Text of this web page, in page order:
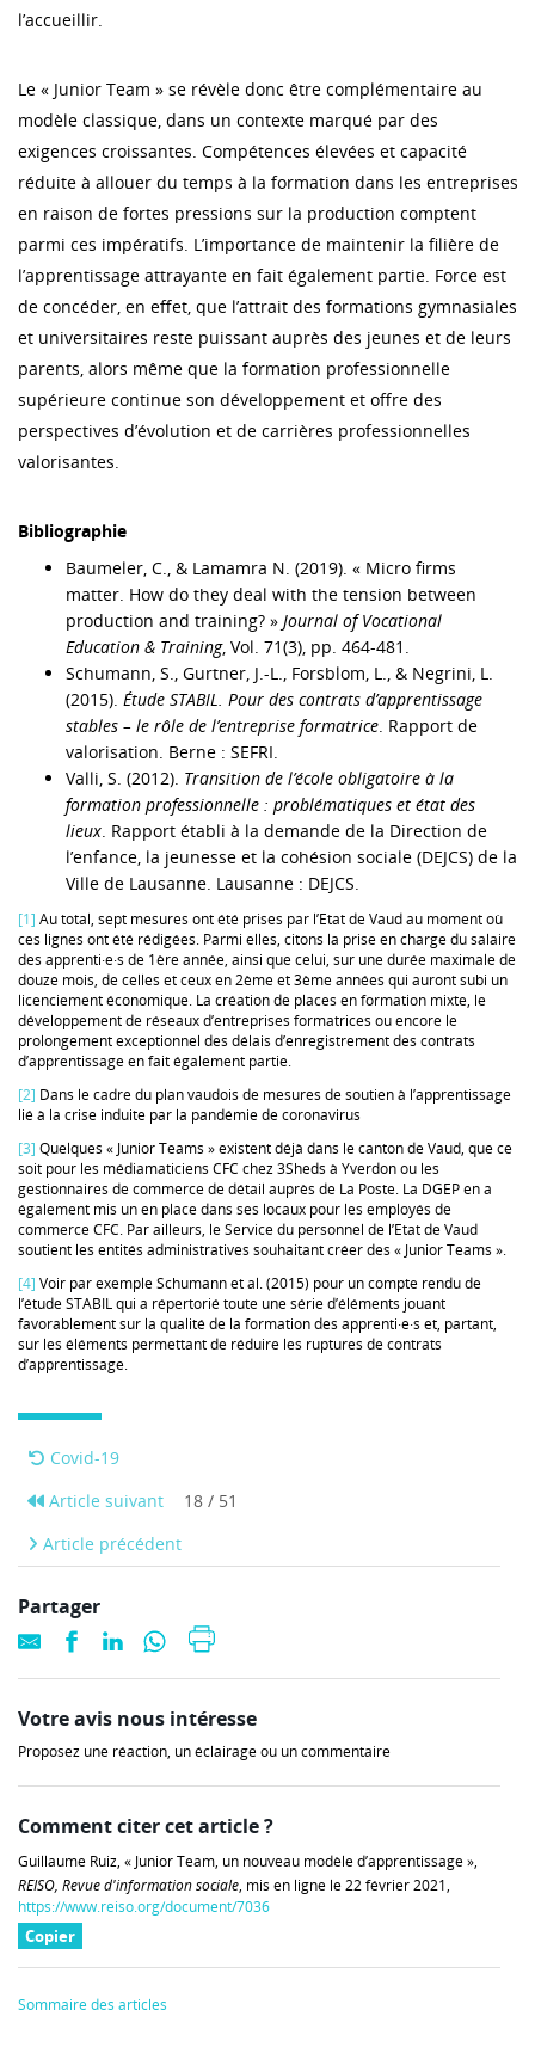
l’accueillir.
Le « Junior Team » se révèle donc être complémentaire au
modèle classique, dans un contexte marqué par des
exigences croissantes. Compétences élevées et capacité
réduite à allouer du temps à la formation dans les entreprises
en raison de fortes pressions sur la production comptent
parmi ces impératifs. L’importance de maintenir la filière de
l’apprentissage attrayante en fait également partie. Force est
de concéder, en effet, que l’attrait des formations gymnasiales
et universitaires reste puissant auprès des jeunes et de leurs
parents, alors même que la formation professionnelle
supérieure continue son développement et offre des
perspectives d’évolution et de carrières professionnelles
valorisantes.
Bibliographie
Baumeler, C., & Lamamra N. (2019). « Micro firms
matter. How do they deal with the tension between
production and training? » Journal of Vocational
Education & Training, Vol. 71(3), pp. 464-481.
Schumann, S., Gurtner, J.-L., Forsblom, L., & Negrini, L.
(2015). Étude STABIL. Pour des contrats d’apprentissage
stables – le rôle de l’entreprise formatrice. Rapport de
valorisation. Berne : SEFRI.
Valli, S. (2012). Transition de l’école obligatoire à la
formation professionnelle : problématiques et état des
lieux. Rapport établi à la demande de la Direction de
l’enfance, la jeunesse et la cohésion sociale (DEJCS) de la
Ville de Lausanne. Lausanne : DEJCS.
[1] Au total, sept mesures ont été prises par l’Etat de Vaud au moment où
ces lignes ont été rédigées. Parmi elles, citons la prise en charge du salaire
des apprenti·e·s de 1ère année, ainsi que celui, sur une durée maximale de
douze mois, de celles et ceux en 2ème et 3ème années qui auront subi un
licenciement économique. La création de places en formation mixte, le
développement de réseaux d’entreprises formatrices ou encore le
prolongement exceptionnel des délais d’enregistrement des contrats
d’apprentissage en fait également partie.
[2] Dans le cadre du plan vaudois de mesures de soutien à l’apprentissage
lié à la crise induite par la pandémie de coronavirus
[3] Quelques « Junior Teams » existent déjà dans le canton de Vaud, que ce
soit pour les médiamaticiens CFC chez 3Sheds à Yverdon ou les
gestionnaires de commerce de détail auprès de La Poste. La DGEP en a
également mis un en place dans ses locaux pour les employés de
commerce CFC. Par ailleurs, le Service du personnel de l’Etat de Vaud
soutient les entités administratives souhaitant créer des « Junior Teams ».
[4] Voir par exemple Schumann et al. (2015) pour un compte rendu de
l’étude STABIL qui a répertorié toute une série d’éléments jouant
favorablement sur la qualité de la formation des apprenti·e·s et, partant,
sur les éléments permettant de réduire les ruptures de contrats
d’apprentissage.
Covid-19
Article suivant
18 / 51
Article précédent
Partager
Votre avis nous intéresse
Proposez une réaction, un éclairage ou un commentaire
Comment citer cet article ?
Guillaume Ruiz, « Junior Team, un nouveau modèle d’apprentissage »,
REISO, Revue d'information sociale, mis en ligne le 22 février 2021,
https://www.reiso.org/document/7036
Copier
Sommaire des articles